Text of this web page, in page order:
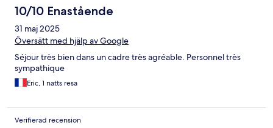
10/10 Enastående
31 maj 2025
Översätt med hjälp av Google
Séjour très bien dans un cadre très agréable. Personnel très
sympathique
Eric, 1 natts resa
Verifierad recension